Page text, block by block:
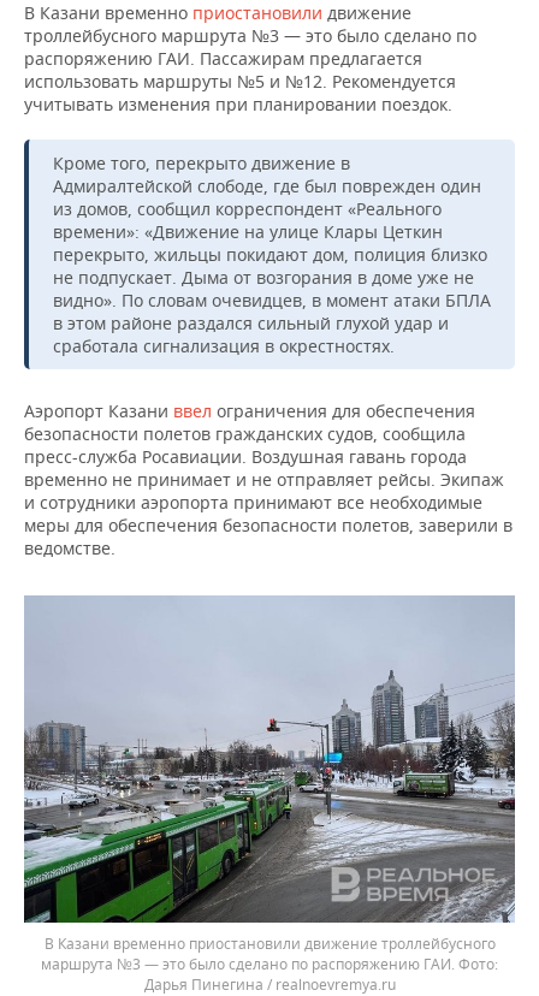
В Казани временно приостановили движение
троллейбусного маршрута №3 — это было сделано по
распоряжению ГАИ. Пассажирам предлагается
использовать маршруты №5 и №12. Рекомендуется
учитывать изменения при планировании поездок.
Кроме того, перекрыто движение в
Адмиралтейской слободе, где был поврежден один
из домов, сообщил корреспондент «Реального
времени»: «Движение на улице Клары Цеткин
перекрыто, жильцы покидают дом, полиция близко
не подпускает. Дыма от возгорания в доме уже не
видно». По словам очевидцев, в момент атаки БПЛА
в этом районе раздался сильный глухой удар и
сработала сигнализация в окрестностях.
Аэропорт Казани ввел ограничения для обеспечения
безопасности полетов гражданских судов, сообщила
пресс-служба Росавиации. Воздушная гавань города
временно не принимает и не отправляет рейсы. Экипаж
и сотрудники аэропорта принимают все необходимые
меры для обеспечения безопасности полетов, заверили в
ведомстве.
В Казани временно приостановили движение троллейбусного
маршрута №3 — это было сделано по распоряжению ГАИ.
Дарья Пинегина / realnoevremya.ru